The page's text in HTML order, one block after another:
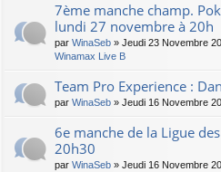
7ème manche champ.
lundi 27 novembre à 20h
par WinaSeb » Jeudi 23 Novembre
Winamax Live B
Team Pro Experience :
par WinaSeb » Jeudi 16 Novembre
6e manche de la Ligue
20h30
par WinaSeb » Jeudi 16 Novembre